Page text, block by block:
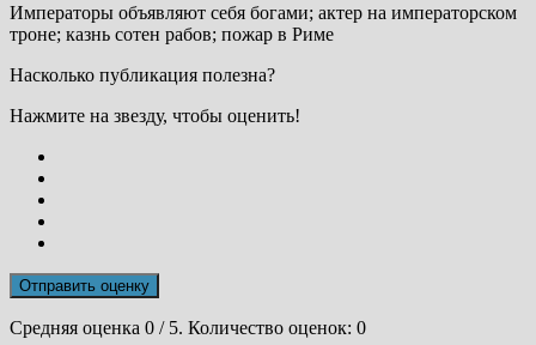
Императоры объявляют себя богами; актер на императорском
троне; казнь сотен рабов; пожар в Риме
Насколько публикация полезна?
Нажмите на звезду, чтобы оценить!
Отправить оценку
Средняя оценка 0 / 5. Количество оценок: 0